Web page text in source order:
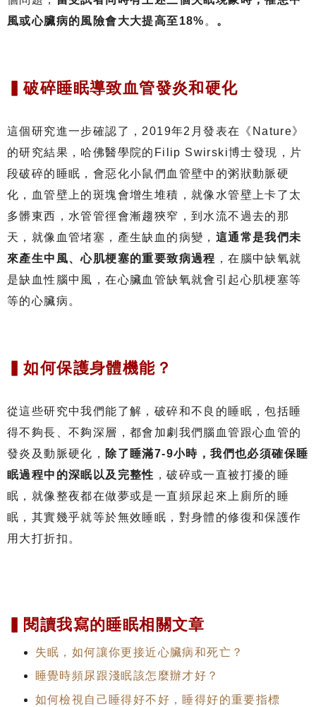
風或心臟病的風險會大大提高至18% 。 。
▍破碎睡眠導致血管發炎和硬化
這個研究進一步確認了，2019年2月發表在《Nature》
的研究結果，哈佛醫學院的Filip Swirski博士發現，片
段破碎的睡眠，會惡化小鼠們血管壁中的粥狀動脈硬
化，血管壁上的斑塊會增生堆積，就像水管壁上卡了太
多髒東西，水管管徑會漸趨狹窄，到水流不過去的那
天，就像血管堵塞，產生缺血的病變， 這通常是我們未
來產生中風、心肌梗塞的重要致病過程 ，在腦中缺氧就
是缺血性腦中風，在心臟血管缺氧就會引起心肌梗塞等
等的心臟病。
▍如何保護身體機能？
從這些研究中我們能了解，破碎和不良的睡眠，包括睡
得不夠長、不夠深層，都會加劇我們腦血管跟心血管的
發炎及動脈硬化， 除了睡滿7-9小時，我們也必須確保睡
眠過程中的深眠以及完整性 ，破碎或一直被打擾的睡
眠，就像整夜都在做夢或是一直頻尿起來上廁所的睡
眠，其實幾乎就等於無效睡眠，對身體的修復和保護作
用大打折扣。
▍閱讀我寫的睡眠相關文章
失眠，如何讓你更接近心臟病和死亡？
睡覺時頻尿跟淺眠該怎麼辦才好？
如何檢視自己睡得好不好，睡得好的重要指標